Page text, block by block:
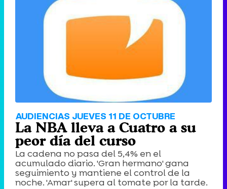
AUDIENCIAS JUEVES 11 DE OCTUBRE
La NBA lleva a Cuatro a su
peor día del curso
La cadena no pasa del 5,4% en el
acumulado diario. 'Gran hermano' gana
seguimiento y mantiene el control de la
noche. 'Amar' supera al tomate por la tarde.